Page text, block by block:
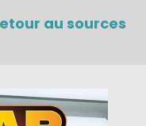
au sources